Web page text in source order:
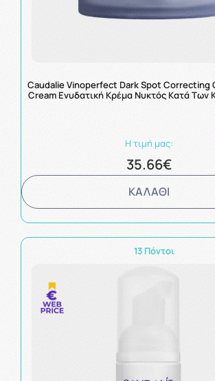
Caudalie Vinoperfect Dark Spot Correcting
Cream Ενυδατική Κρέμα Νυκτός Kατά Tων
Η τιμή μας:
35.66€
ΚΑΛΑΘΙ
13 Πόντοι